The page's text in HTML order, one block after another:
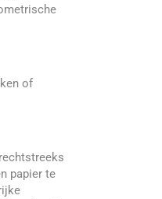
of
papier te